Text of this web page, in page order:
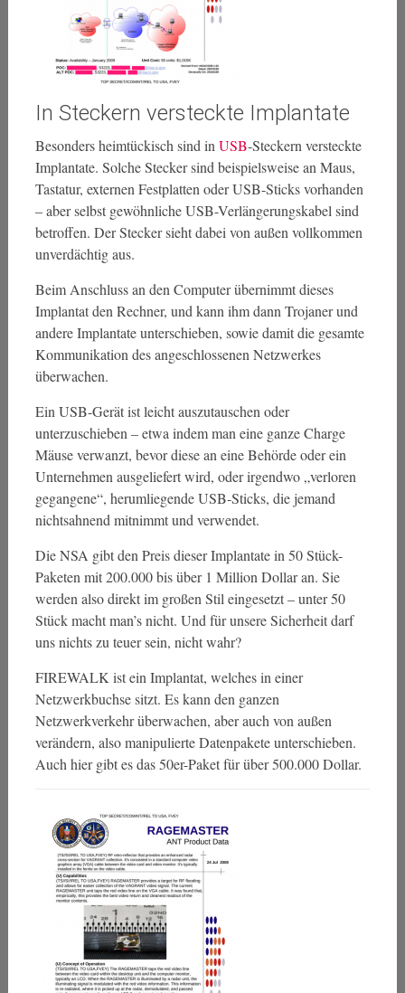
In Steckern versteckte Implantate
Besonders heimtückisch sind in USB-Steckern versteckte
Implantate. Solche Stecker sind beispielsweise an Maus,
Tastatur, externen Festplatten oder USB-Sticks vorhanden
– aber selbst gewöhnliche USB-Verlängerungskabel sind
betroffen. Der Stecker sieht dabei von außen vollkommen
unverdächtig aus.
Beim Anschluss an den Computer übernimmt dieses
Implantat den Rechner, und kann ihm dann Trojaner und
andere Implantate unterschieben, sowie damit die gesamte
Kommunikation des angeschlossenen Netzwerkes
überwachen.
Ein USB-Gerät ist leicht auszutauschen oder
unterzuschieben – etwa indem man eine ganze Charge
Mäuse verwanzt, bevor diese an eine Behörde oder ein
Unternehmen ausgeliefert wird, oder irgendwo „verloren
gegangene“, herumliegende USB-Sticks, die jemand
nichtsahnend mitnimmt und verwendet.
Die NSA gibt den Preis dieser Implantate in 50 Stück-
Paketen mit 200.000 bis über 1 Million Dollar an. Sie
werden also direkt im großen Stil eingesetzt – unter 50
Stück macht man’s nicht. Und für unsere Sicherheit darf
uns nichts zu teuer sein, nicht wahr?
FIREWALK ist ein Implantat, welches in einer
Netzwerkbuchse sitzt. Es kann den ganzen
Netzwerkverkehr überwachen, aber auch von außen
verändern, also manipulierte Datenpakete unterschieben.
Auch hier gibt es das 50er-Paket für über 500.000 Dollar.